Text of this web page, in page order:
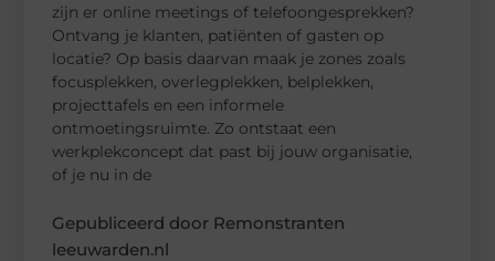
zijn er online meetings of telefoongesprekken?
Ontvang je klanten, patiënten of gasten op
locatie? Op basis daarvan maak je zones zoals
focusplekken, overlegplekken, belplekken,
projecttafels en een informele
ontmoetingsruimte. Zo ontstaat een
werkplekconcept dat past bij jouw organisatie,
of je nu in de
Gepubliceerd door Remonstranten
leeuwarden.nl